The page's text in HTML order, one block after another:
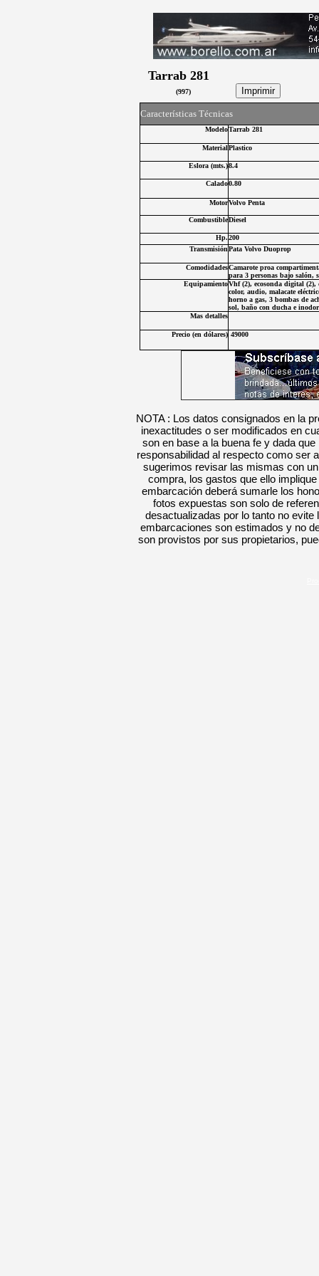
Tarrab 281
(997)
Características Técnicas
ModeloTarrab 281
MaterialPlastico
Eslora (mts.)8.4
Calado0.80
MotorVolvo Penta
CombustibleDiesel
Hp.200
TransmisiónPata Volvo Duoprop
ComodidadesCamarote proa
para 3 personas bajo salón,
EquipamientoVhf (2), ecosonda digital
color, audio, malacate
horno a gas, 3 bombas de
sol, baño con ducha e
Mas detalles
Precio (en dólares) 49000
NOTA : Los datos consignados en la
inexactitudes o ser modificados en
son en base a la buena fe y dada
responsabilidad al respecto como ser
sugerimos revisar las mismas con
compra, los gastos que ello
embarcación deberá sumarle los
fotos expuestas son solo de
desactualizadas por lo tanto no
embarcaciones son estimados y no
son provistos por sus propietarios,